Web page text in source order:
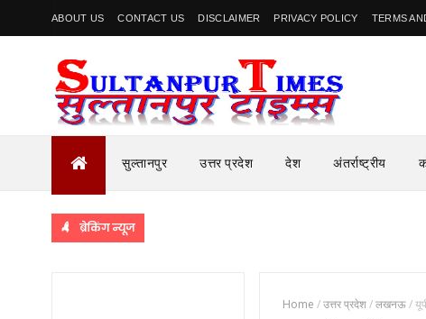
ABOUT US CONTACT US DISCLAIMER PRIVACY POLICY TERMS
सुल्तानपुर उत्तर प्रदेश देश अंतर्राष्ट्रीय
ब्रेकिंग न्यूज
Home /उत्तर प्रदेश/लखनऊ/